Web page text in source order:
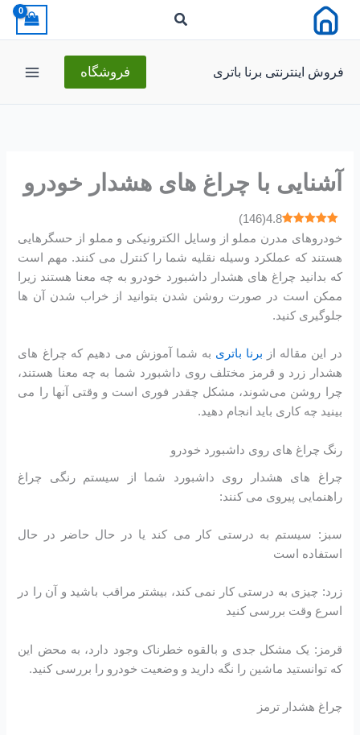
فروش اینترنتی برنا باتری فروشگاه
آشنایی با چراغ های هشدار خودرو
4.8
(
146
)
خودروهای مدرن مملو از وسایل الکترونیکی و مملو از حسگرهایی
هستند که عملکرد وسیله نقلیه شما را کنترل می کنند. مهم است
که بدانید چراغ های هشدار داشبورد خودرو به چه معنا هستند زیرا
ممکن است در صورت روشن شدن بتوانید از خراب شدن آن ها
جلوگیری کنید.
در این مقاله از برنا باتری به شما آموزش می‌ دهیم که چراغ ‌های
هشدار زرد و قرمز مختلف روی داشبورد شما به چه معنا هستند،
چرا روشن می‌شوند، مشکل چقدر فوری است و وقتی آنها را می
‌بینید چه کاری باید انجام دهید.
رنگ چراغ های روی داشبورد خودرو
چراغ های هشدار روی داشبورد شما از سیستم رنگی چراغ
راهنمایی پیروی می کنند:
سبز: سیستم به درستی کار می کند یا در حال حاضر در حال
استفاده است
زرد: چیزی به درستی کار نمی کند، بیشتر مراقب باشید و آن را در
اسرع وقت بررسی کنید
قرمز: یک مشکل جدی و بالقوه خطرناک وجود دارد، به محض این
که توانستید ماشین را نگه دارید و وضعیت خودرو را بررسی کنید.
چراغ هشدار ترمز